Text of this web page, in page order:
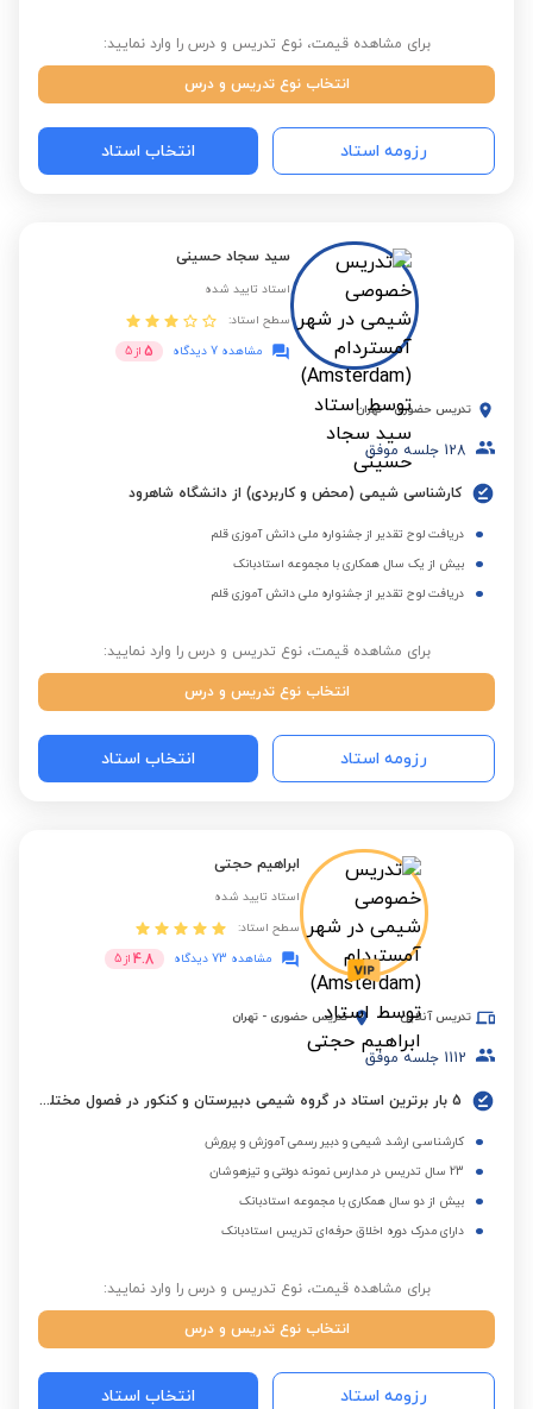
برای مشاهده قیمت، نوع تدریس و درس را وارد نمایید:
انتخاب نوع تدریس و درس
رزومه استاد انتخاب استاد
سید سجاد حسینی
استاد تایید شده
سطح استاد:
مشاهده 7 دیدگاه
5 از 5
تدریس حضوری - تهران
128 جلسه موفق
کارشناسی شیمی (محض و کاربردی) از دانشگاه شاهرود
دریافت لوح تقدیر از جشنواره ملی دانش آموزی قلم
بیش از یک سال همکاری با مجموعه استادبانک
دریافت لوح تقدیر از جشنواره ملی دانش آموزی قلم
برای مشاهده قیمت، نوع تدریس و درس را وارد نمایید:
انتخاب نوع تدریس و درس
رزومه استاد انتخاب استاد
ابراهیم حجتی
استاد تایید شده
سطح استاد:
مشاهده 73 دیدگاه
4.8 از 5
تدریس آنلاین تدریس حضوری - تهران
1112 جلسه موفق
5 بار برترین استاد در گروه شیمی دبیرستان و کنکور در فصول مختلف
کارشناسی ارشد شیمی و دبیر رسمی آموزش و پرورش
23 سال تدریس در مدارس نمونه دولتی و تیزهوشان
بیش از دو سال همکاری با مجموعه استادبانک
دارای مدرک دوره اخلاق حرفه‌ای تدریس استادبانک
برای مشاهده قیمت، نوع تدریس و درس را وارد نمایید:
انتخاب نوع تدریس و درس
رزومه استاد انتخاب استاد